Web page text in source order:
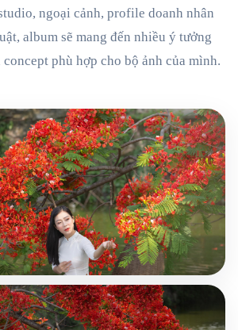
ngoại cảnh, profile doanh nhân
album sẽ mang đến nhiều ý tưởng
phù hợp cho bộ ảnh của mình.